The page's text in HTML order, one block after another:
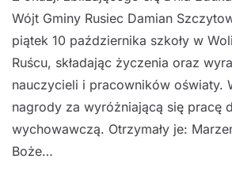
Wójt Gminy Rusiec Damian
piątek 10 października szkoły w
Ruścu, składając życzenia oraz
nauczycieli i pracowników oświaty.
nagrody za wyróżniającą się pracę
wychowawczą. Otrzymały je:
Boże…